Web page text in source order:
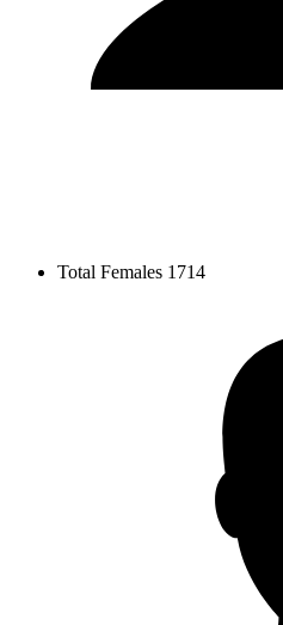
Total Females 1714